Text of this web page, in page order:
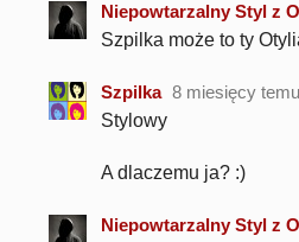
Niepowtarzalny Styl z
Szpilka może to ty
Szpilka 8 miesięcy temu
Stylowy
A dlaczemu ja? :)
Niepowtarzalny Styl z